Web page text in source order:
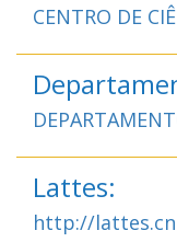
CENTRO DE
Lattes:
http://